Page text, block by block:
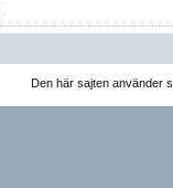
Den här sajten använder